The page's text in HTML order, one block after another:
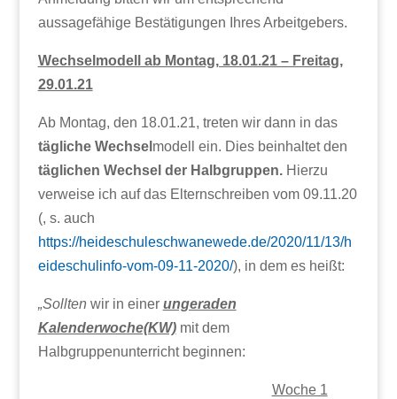
aussagefähige Bestätigungen Ihres Arbeitgebers.
Wechselmodell ab Montag, 18.01.21 – Freitag,
29.01.21
Ab Montag, den 18.01.21, treten wir dann in das
tägliche Wechsel modell ein. Dies beinhaltet den
täglichen Wechsel der Halbgruppen.Hierzu
verweise ich auf das Elternschreiben vom 09.11.20
(, s. auch
https://heideschuleschwanewede.de/2020/11/13/h
eideschulinfo-vom-09-11-2020/), in dem es heißt:
„Sollten wir in einer ungeraden
Kalenderwoche(KW) mit dem
Halbgruppenunterricht beginnen:
Woche 1